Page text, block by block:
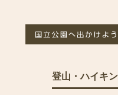
登山・ハイキ